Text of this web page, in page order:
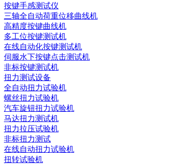
按键手感测试仪
三轴全自动荷重位移曲线机
高精度按键曲线机
多工位按键测试机
在线自动化按键测试机
伺服水下按键点击测试机
非标按键测试机
扭力测试设备
全自动扭力试验机
螺丝扭力试验机
汽车旋钮扭力试验机
马达扭力测试机
扭力拉压试验机
非标扭力测试
在线自动扭力试验机
扭转试验机